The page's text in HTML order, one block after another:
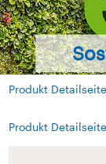
Produkt Detailseite
Produkt Detailseite